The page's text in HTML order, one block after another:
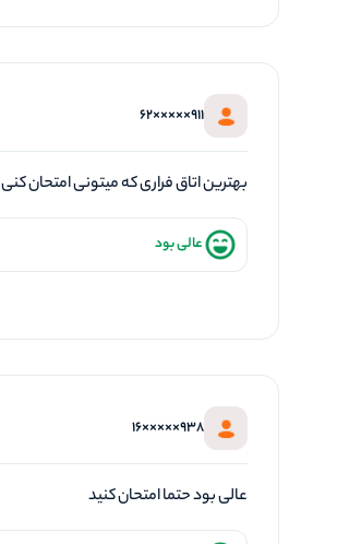
911×××××62
بهترین اتاق فراری که میتونی امتحان کنی
عالی بود
938×××××16
عالی بود حتما امتحان کنید